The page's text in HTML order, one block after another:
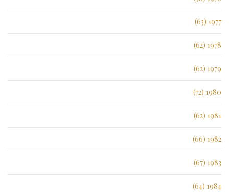
1977 (63)
1978 (62)
1979 (62)
1980 (72)
1981 (62)
1982 (66)
1983 (67)
1984 (64)